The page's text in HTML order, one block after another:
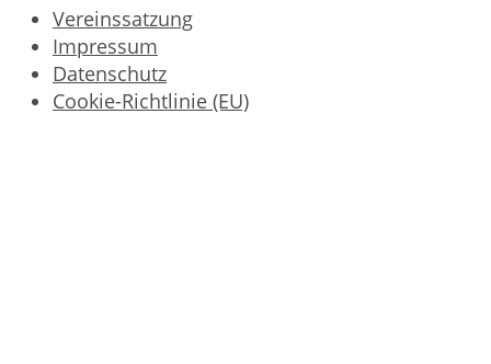
Vereinssatzung
Impressum
Datenschutz
Cookie-Richtlinie (EU)